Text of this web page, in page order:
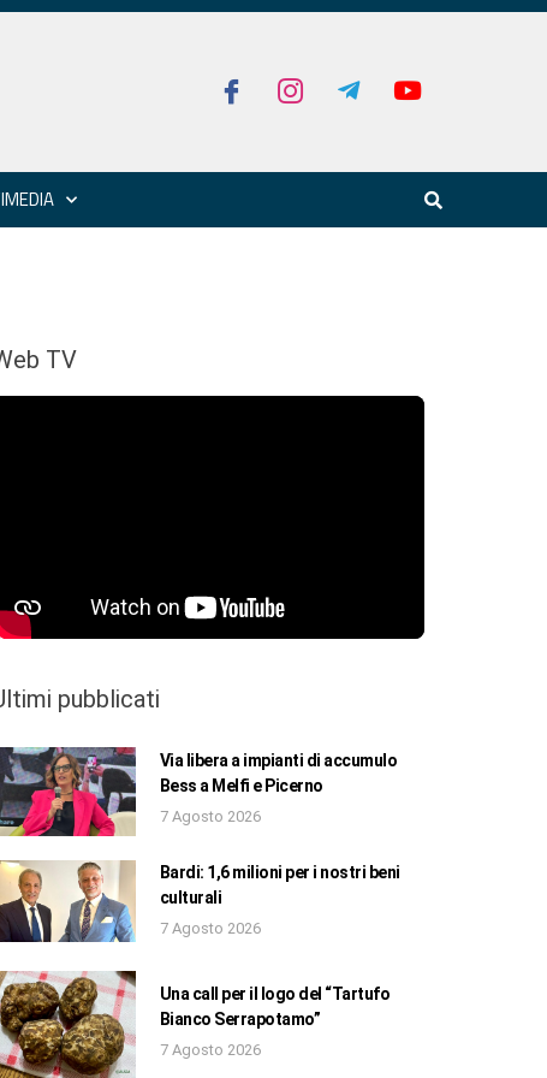
TV
pubblicati
Via libera a impianti di accumulo
Bess a Melfi e Picerno
7 Agosto 2026
Bardi: 1,6 milioni per i nostri beni
culturali
7 Agosto 2026
Una call per il logo del “Tartufo
Bianco Serrapotamo”
7 Agosto 2026